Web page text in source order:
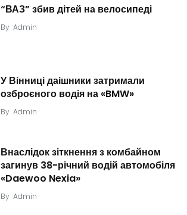
“ВАЗ” збив дітей на велосипеді
By Admin
У Вінниці даішники затримали
озброєного водія на «BMW»
By Admin
Внаслідок зіткнення з комбайном
загинув 38-річний водій автомобіля
«Daewoo Nexia»
By Admin